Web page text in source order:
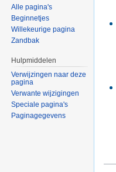
Alle pagina's
Beginnetjes
Willekeurige pagina
Zandbak
Hulpmiddelen
Verwijzingen naar deze
pagina
Verwante wijzigingen
Speciale pagina's
Paginagegevens